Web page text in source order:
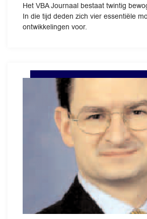
Het VBA Journaal bestaat twintig
In die tijd deden zich vier essentiële
ontwikkelingen voor.